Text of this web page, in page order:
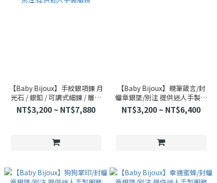
【Baby Bijoux】手紋銀項鍊 月
光石 / 銀釦 / 可調式細鍊 / 層次
感 / 別注 提供迷人手製服務
NT$3,200 ~ NT$7,880
【Baby Bijoux】親筆箴言/封
蠟章銀墜/別注 提供迷人手製服
NT$3,200 ~ NT$6,400